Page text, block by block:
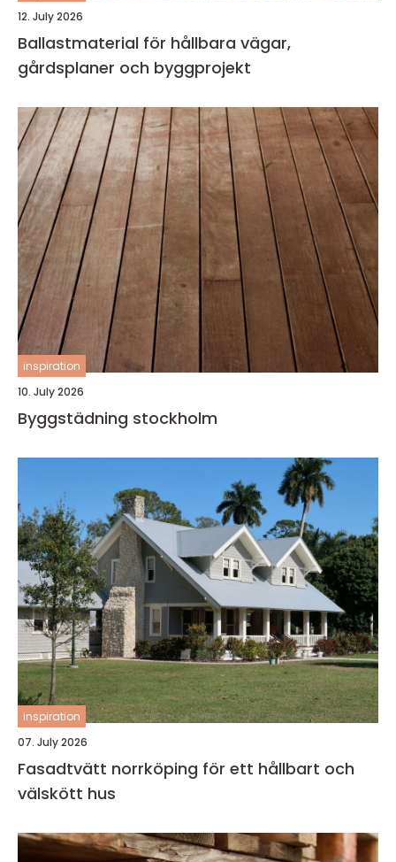
12. July 2026
Ballastmaterial för hållbara vägar,
gårdsplaner och byggprojekt
inspiration
10. July 2026
Byggstädning stockholm
inspiration
07. July 2026
Fasadtvätt norrköping för ett hållbart och
välskött hus